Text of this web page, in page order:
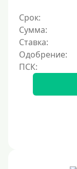
Срок:
Сумма:
Ставка:
Одобрение: